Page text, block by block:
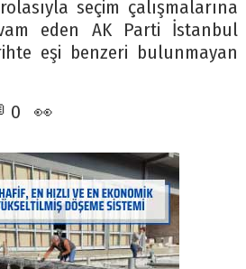
seçim çalışmalarına
eden AK Parti İstanbul
eşi benzeri bulunmayan
0 👀